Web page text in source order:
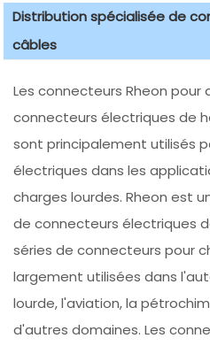
Distribution spécialisée de
câbles
Les connecteurs Rheon
connecteurs électriques de
sont principalement utilisés
électriques dans les
charges lourdes. Rheon est
de connecteurs électriques
séries de connecteurs pour
largement utilisées dans
lourde, l'aviation, la
d'autres domaines. Les